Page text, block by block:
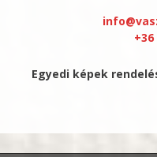
+36
Egyedi képek